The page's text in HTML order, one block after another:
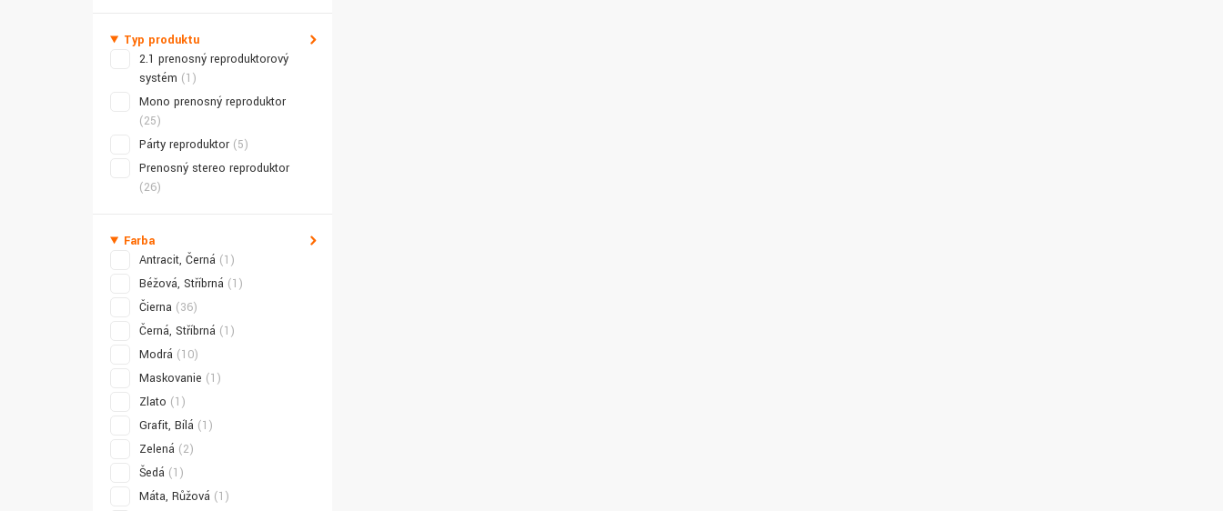
Typ produktu
2.1 prenosný reproduktorový
systém (1)
Mono prenosný reproduktor
(25)
Párty reproduktor (5)
Prenosný stereo reproduktor
(26)
Farba
Antracit, Černá (1)
Béžová, Stříbrná (1)
Čierna (36)
Černá, Stříbrná (1)
Modrá (10)
Maskovanie (1)
Zlato (1)
Grafit, Bílá (1)
Zelená (2)
Šedá (1)
Máta, Růžová (1)